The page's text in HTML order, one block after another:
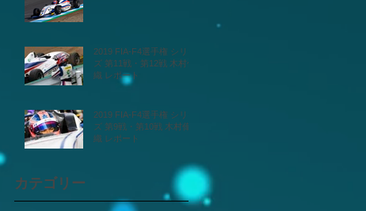
2019 FIA-F4選手権 シリー
ズ 第11戦・第12戦 木村偉
織 レポート
2019 FIA-F4選手権 シリー
ズ 第9戦・第10戦 木村偉
織 レポート
カテゴリー